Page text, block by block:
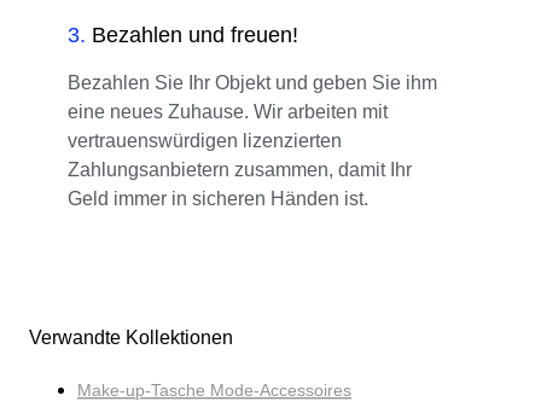
3. Bezahlen und freuen!
Bezahlen Sie Ihr Objekt und geben Sie ihm
eine neues Zuhause. Wir arbeiten mit
vertrauenswürdigen lizenzierten
Zahlungsanbietern zusammen, damit Ihr
Geld immer in sicheren Händen ist.
Verwandte Kollektionen
Make-up-Tasche Mode-Accessoires